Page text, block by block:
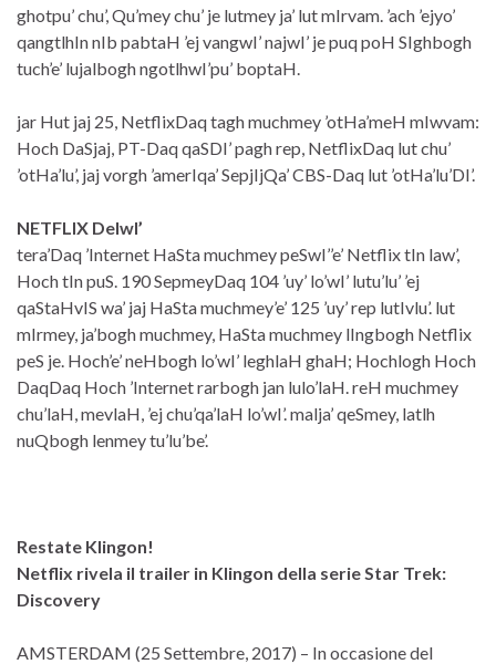
ghotpu’ chu’, Qu’mey chu’ je lutmey ja’ lut mIrvam. ’ach ’ejyo’
qangtlhIn nIb pabtaH ’ej vangwI’ najwI’ je puq poH SIghbogh
tuch’e’ lujalbogh ngotlhwI’pu’ boptaH.
jar Hut jaj 25, NetflixDaq tagh muchmey ’otHa’meH mIwvam:
Hoch DaSjaj, PT-Daq qaSDI’ pagh rep, NetflixDaq lut chu’
’otHa’lu’, jaj vorgh ’amerIqa’ SepjIjQa’ CBS-Daq lut ’otHa’lu’DI’.
NETFLIX DelwI’
tera’Daq ’Internet HaSta muchmey peSwI’’e’ Netflix tIn law’,
Hoch tIn puS. 190 SepmeyDaq 104 ’uy’ lo’wI’ lutu’lu’ ’ej
qaStaHvIS wa’ jaj HaSta muchmey’e’ 125 ’uy’ rep lutIvlu’. lut
mIrmey, ja’bogh muchmey, HaSta muchmey lIngbogh Netflix
peS je. Hoch’e’ neHbogh lo’wI’ leghlaH ghaH; Hochlogh Hoch
DaqDaq Hoch ’Internet rarbogh jan lulo’laH. reH muchmey
chu’laH, mevlaH, ’ej chu’qa’laH lo’wI’. malja’ qeSmey, latlh
nuQbogh lenmey tu’lu’be’.
Restate Klingon!
Netflix rivela il trailer in Klingon della serie Star Trek:
Discovery
AMSTERDAM (25 Settembre, 2017) – In occasione del